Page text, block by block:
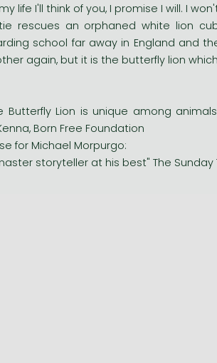
life I'll think of you, I promise I will. I
rescues an orphaned white lion
school far away in England and
again, but it is the butterfly lion
Butterfly Lion is unique among
Born Free Foundation
for Michael Morpurgo:
storyteller at his best" The Sunday